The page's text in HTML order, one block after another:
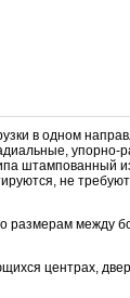
в одном
упорно-
штампованный
не
размерам между
центрах,